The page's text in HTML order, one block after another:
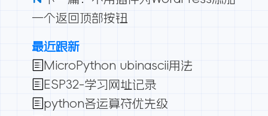
一个返回顶部按钮
最近跟新
MicroPython ubinascii用法
ESP32-学习网址记录
python各运算符优先级